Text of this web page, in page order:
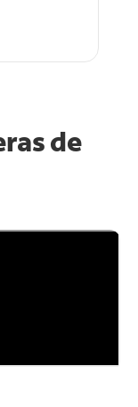
de